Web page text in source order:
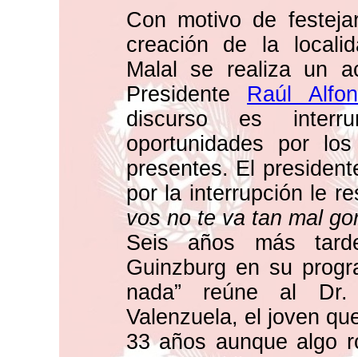
Con motivo de
creación de la
Malal se realiza un
Presidente Raúl
discurso es
oportunidades por
presentes. El
por la interrupción le
vos no te va tan mal
Seis años más
Guinzburg en su
nada” reúne al
Valenzuela, el joven
33 años aunque algo